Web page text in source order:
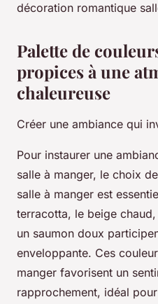
décoration romantique
Palette de
propices à une
chaleureuse
Créer une ambiance qui
Pour instaurer une
salle à manger, le choix
salle à manger est
terracotta, le beige
un saumon doux
enveloppante. Ces
manger favorisent un
rapprochement, idéal